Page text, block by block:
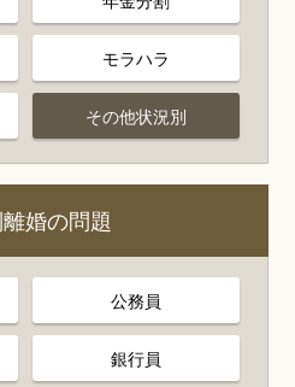
モラハラ
その他状況別
婚の問題
公務員
銀行員